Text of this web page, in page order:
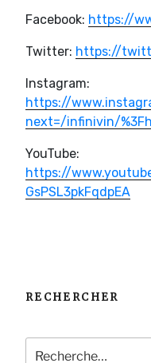
Facebook: https://
Twitter: https://
Instagram:
https://
next=/infinivin/
YouTube:
https://
GsPSL3pkFqdpEA
RECHERCHER
Recherche
pour